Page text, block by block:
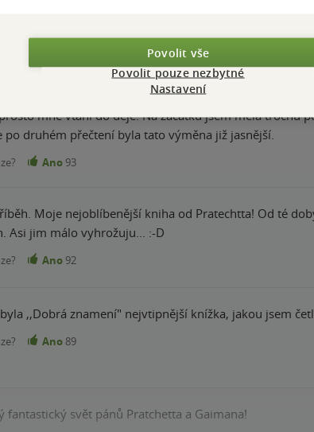
Crowbyho, napadne mne hned Damon z Upířích
mne vtáhl do děje. Na začátku jsem měla trochu
druhém přečtení byla tato výměna již jasnější.
Ano 93
Moje nejoblíbenější kniha od Pratechtta! Od té
Asi jim málo vyhrožuju... :-D
Ano 92
,,Dobrá znamení" nejvtipnější knížka, jakou jsem
Ano 89
fantastický svět pánů Pratchetta a Gaimana!
Povolit vše
Povolit pouze nezbytné
Nastavení